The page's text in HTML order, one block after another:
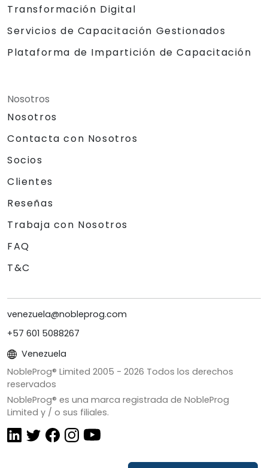
Transformación Digital
Servicios de Capacitación Gestionados
Plataforma de Impartición de Capacitación
Nosotros
Nosotros
Contacta con Nosotros
Socios
Clientes
Reseñas
Trabaja con Nosotros
FAQ
T&C
venezuela@nobleprog.com
+57 601 5088267
Venezuela
NobleProg® Limited 2005 - 2026 Todos los derechos
reservados
NobleProg® es una marca registrada de NobleProg
Limited y / o sus filiales.